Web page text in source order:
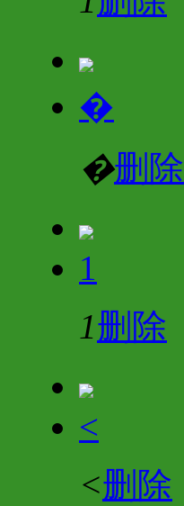
�
�删除
1
1删除
<
<删除